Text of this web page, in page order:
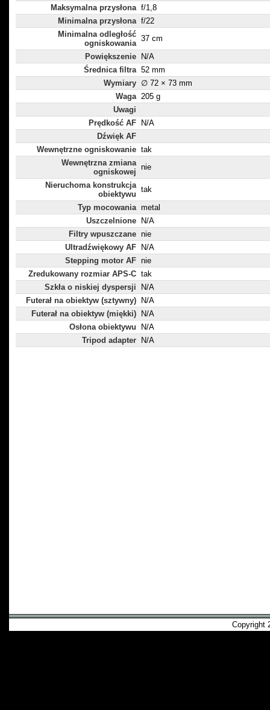
Maksymalna przysłona f/1,8
Minimalna przysłona f/22
Minimalna odległość
ogniskowania
37 cm
Powiększenie
N/A
Średnica filtra 52 mm
Wymiary ∅ 72 × 73 mm
Waga 205 g
Uwagi
Prędkość AF
N/A
Dźwięk AF
Wewnętrzne ogniskowanie tak
Wewnętrzna zmiana
ogniskowej
nie
Nieruchoma konstrukcja
obiektywu
tak
Typ mocowania metal
Uszczelnione
N/A
Filtry wpuszczane nie
Ultradźwiękowy AF
N/A
Stepping motor AF nie
Zredukowany rozmiar APS-C tak
Szkła o niskiej dyspersji
N/A
Futerał na obiektyw (sztywny)
N/A
Futerał na obiektyw (miękki)
N/A
Osłona obiektywu
N/A
Tripod adapter
N/A
Copyright